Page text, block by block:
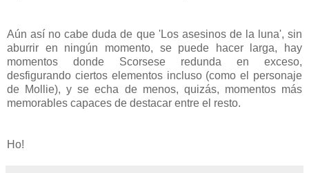
Aún así no cabe duda de que 'Los asesinos de la luna', sin
aburrir en ningún momento, se puede hacer larga, hay
momentos donde Scorsese redunda en exceso,
desfigurando ciertos elementos incluso (como el personaje
de Mollie), y se echa de menos, quizás, momentos más
memorables capaces de destacar entre el resto.
Ho!